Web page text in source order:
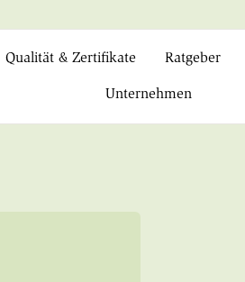
Qualität & Zertifikate Ratgeber
Unternehmen